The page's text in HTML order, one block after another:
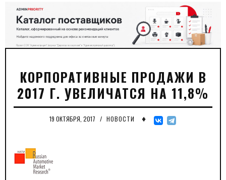
КОРПОРАТИВНЫЕ ПРОДАЖИ В
2017 Г. УВЕЛИЧАТСЯ НА 11,8%
19 ОКТЯБРЯ, 2017 / НОВОСТИ ♦